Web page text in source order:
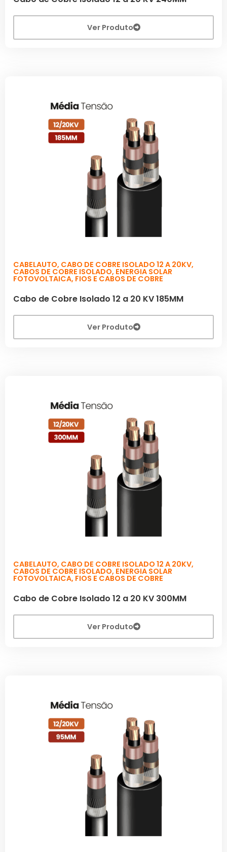
Ver Produto
CABELAUTO, CABO DE COBRE ISOLADO 12 A 20KV,
CABOS DE COBRE ISOLADO, ENERGIA SOLAR
FOTOVOLTAICA, FIOS E CABOS DE COBRE
Cabo de Cobre Isolado 12 a 20 KV 185MM
Ver Produto
CABELAUTO, CABO DE COBRE ISOLADO 12 A 20KV,
CABOS DE COBRE ISOLADO, ENERGIA SOLAR
FOTOVOLTAICA, FIOS E CABOS DE COBRE
Cabo de Cobre Isolado 12 a 20 KV 300MM
Ver Produto